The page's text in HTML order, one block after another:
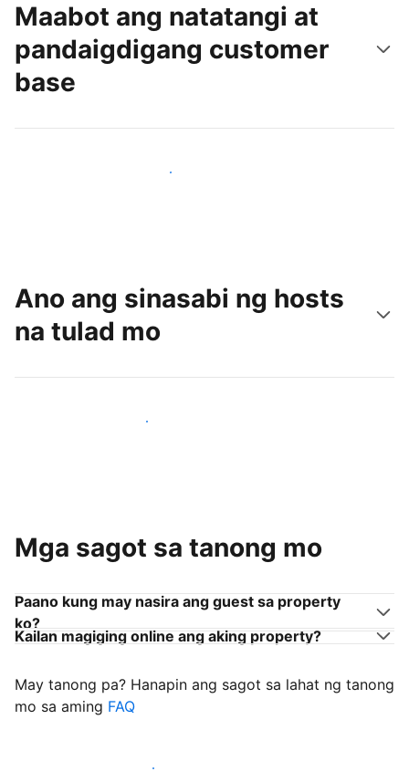
Maabot ang natatangi at
pandaigdigang customer
base
Makaabot ng mga bagong guest ngayon
Ano ang sinasabi ng hosts
na tulad mo
Sumama sa mga host na tulad mo
Mga sagot sa tanong mo
Paano kung may nasira ang guest sa property
ko?
Kailan magiging online ang aking property?
May tanong pa? Hanapin ang sagot sa lahat ng tanong
mo sa aming FAQ
Simulang i-welcome ang mga guest